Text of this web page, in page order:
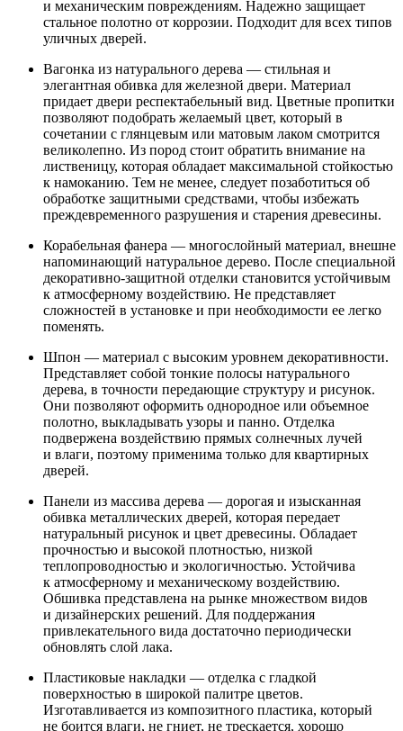
и механическим повреждениям. Надежно защищает
стальное полотно от коррозии. Подходит для всех типов
уличных дверей.
Вагонка из натурального дерева — стильная и
элегантная обивка для железной двери. Материал
придает двери респектабельный вид. Цветные пропитки
позволяют подобрать желаемый цвет, который в
сочетании с глянцевым или матовым лаком смотрится
великолепно. Из пород стоит обратить внимание на
лиственицу, которая обладает максимальной стойкостью
к намоканию. Тем не менее, следует позаботиться об
обработке защитными средствами, чтобы избежать
преждевременного разрушения и старения древесины.
Корабельная фанера — многослойный материал, внешне
напоминающий натуральное дерево. После специальной
декоративно-защитной отделки становится устойчивым
к атмосферному воздействию. Не представляет
сложностей в установке и при необходимости ее легко
поменять.
Шпон — материал с высоким уровнем декоративности.
Представляет собой тонкие полосы натурального
дерева, в точности передающие структуру и рисунок.
Они позволяют оформить однородное или объемное
полотно, выкладывать узоры и панно. Отделка
подвержена воздействию прямых солнечных лучей
и влаги, поэтому применима только для квартирных
дверей.
Панели из массива дерева — дорогая и изысканная
обивка металлических дверей, которая передает
натуральный рисунок и цвет древесины. Обладает
прочностью и высокой плотностью, низкой
теплопроводностью и экологичностью. Устойчива
к атмосферному и механическому воздействию.
Обшивка представлена на рынке множеством видов
и дизайнерских решений. Для поддержания
привлекательного вида достаточно периодически
обновлять слой лака.
Пластиковые накладки — отделка с гладкой
поверхностью в широкой палитре цветов.
Изготавливается из композитного пластика, который
не боится влаги, не гниет, не трескается, хорошо